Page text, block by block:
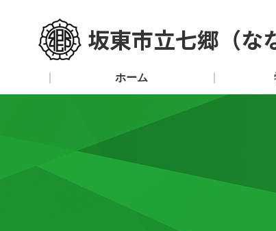
坂東市立七郷（な
ホーム